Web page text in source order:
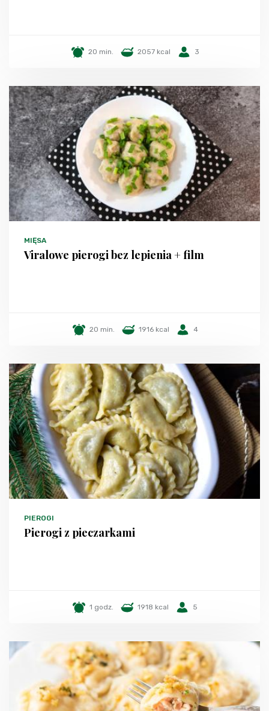
20 min. 2057 kcal 3
MIĘSA
Viralowe pierogi bez lepienia + film
20 min. 1916 kcal 4
PIEROGI
Pierogi z pieczarkami
1 godz. 1918 kcal 5